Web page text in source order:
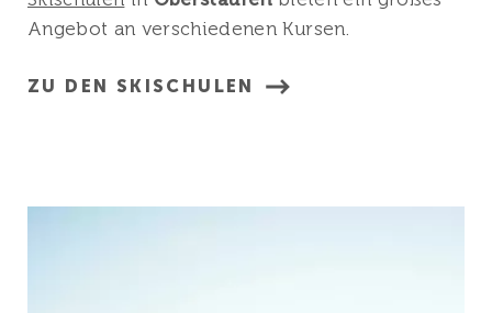
Angebot an verschiedenen Kursen.
ZU DEN SKISCHULEN